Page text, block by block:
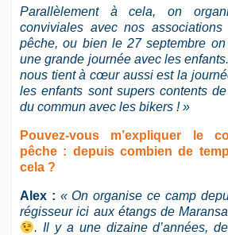
Parallèlement à cela, on
conviviales avec nos
pêche, ou bien le 27 septembre on
une grande journée avec les
nous tient à cœur aussi est la
les enfants sont supers contents
du commun avec les bikers ! »
Pouvez-vous m’expliquer le
pêche : depuis combien de
cela ?
Alex : « On organise ce camp
régisseur ici aux étangs de
. Il y a une dizaine d’années,